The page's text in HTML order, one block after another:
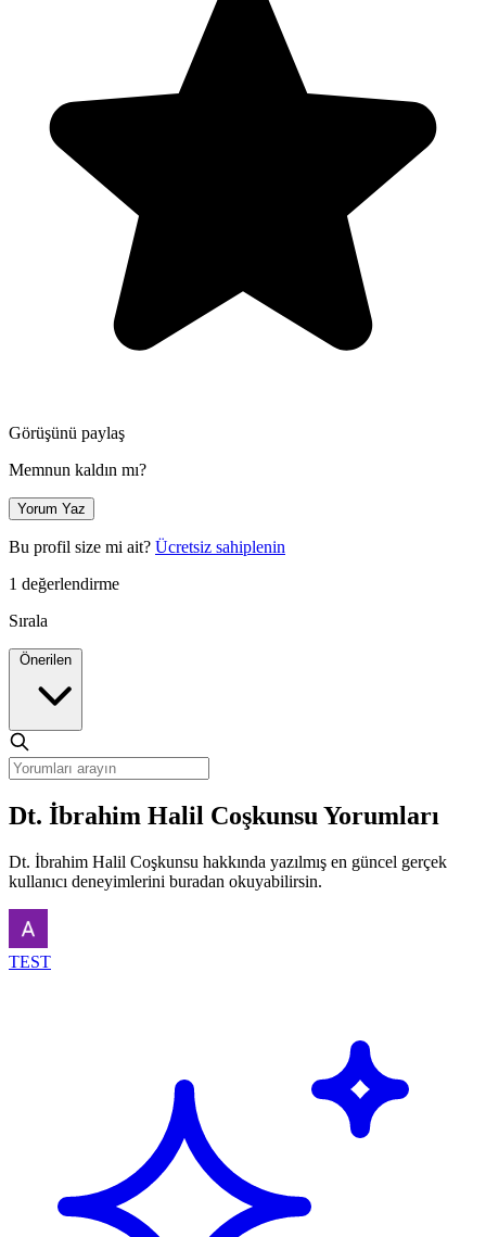
Görüşünü paylaş
Memnun kaldın mı?
Yorum Yaz
Bu profil size mi ait? Ücretsiz sahiplenin
1 değerlendirme
Sırala
Dt. İbrahim Halil Coşkunsu Yorumları
Dt. İbrahim Halil Coşkunsu hakkında yazılmış en güncel gerçek
kullanıcı deneyimlerini buradan okuyabilirsin.
TEST